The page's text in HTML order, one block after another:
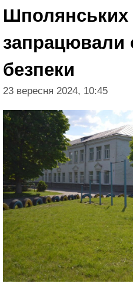
Шполянських
запрацювали
безпеки
23 вересня 2024, 10:45